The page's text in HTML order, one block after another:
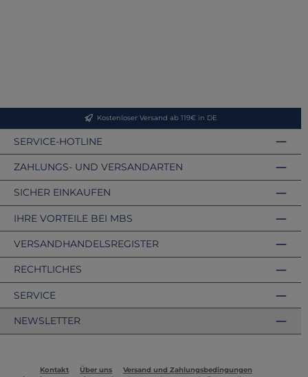
Kostenloser Versand ab 119€ in DE
SERVICE-HOTLINE
ZAHLUNGS- UND VERSANDARTEN
VERSANDHANDELSREGISTER
SICHER EINKAUFEN
IHRE VORTEILE BEI MBS
RECHTLICHES
SERVICE
NEWSLETTER
Kontakt Über uns
Versand und Zahlungsbedingungen